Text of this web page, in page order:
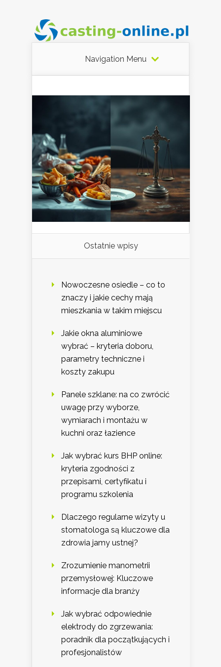
Navigation Menu
Ostatnie wpisy
Nowoczesne osiedle – co to
znaczy i jakie cechy mają
mieszkania w takim miejscu
Jakie okna aluminiowe
wybrać – kryteria doboru,
parametry techniczne i
koszty zakupu
Panele szklane: na co zwrócić
uwagę przy wyborze,
wymiarach i montażu w
kuchni oraz łazience
Jak wybrać kurs BHP online:
kryteria zgodności z
przepisami, certyfikatu i
programu szkolenia
Dlaczego regularne wizyty u
stomatologa są kluczowe dla
zdrowia jamy ustnej?
Zrozumienie manometrii
przemysłowej: Kluczowe
informacje dla branży
Jak wybrać odpowiednie
elektrody do zgrzewania:
poradnik dla początkujących i
profesjonalistów